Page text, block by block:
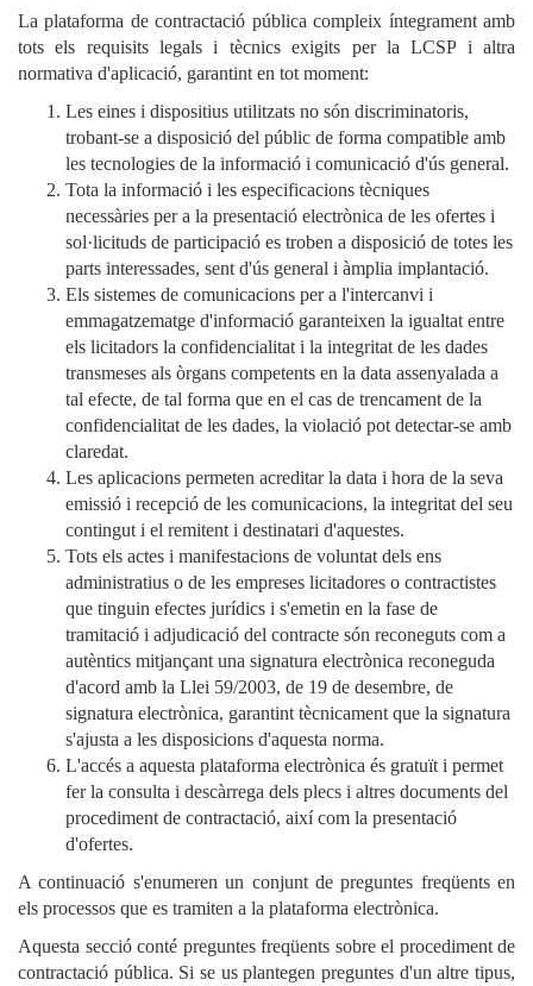
La plataforma de contractació pública compleix íntegrament amb
tots els requisits legals i tècnics exigits per la LCSP i altra
normativa d'aplicació, garantint en tot moment:
Les eines i dispositius utilitzats no són discriminatoris,
trobant-se a disposició del públic de forma compatible amb
les tecnologies de la informació i comunicació d'ús general.
Tota la informació i les especificacions tècniques
necessàries per a la presentació electrònica de les ofertes i
sol·licituds de participació es troben a disposició de totes les
parts interessades, sent d'ús general i àmplia implantació.
Els sistemes de comunicacions per a l'intercanvi i
emmagatzematge d'informació garanteixen la igualtat entre
els licitadors la confidencialitat i la integritat de les dades
transmeses als òrgans competents en la data assenyalada a
tal efecte, de tal forma que en el cas de trencament de la
confidencialitat de les dades, la violació pot detectar-se amb
claredat.
Les aplicacions permeten acreditar la data i hora de la seva
emissió i recepció de les comunicacions, la integritat del seu
contingut i el remitent i destinatari d'aquestes.
Tots els actes i manifestacions de voluntat dels ens
administratius o de les empreses licitadores o contractistes
que tinguin efectes jurídics i s'emetin en la fase de
tramitació i adjudicació del contracte són reconeguts com a
autèntics mitjançant una signatura electrònica reconeguda
d'acord amb la Llei 59/2003, de 19 de desembre, de
signatura electrònica, garantint tècnicament que la signatura
s'ajusta a les disposicions d'aquesta norma.
L'accés a aquesta plataforma electrònica és gratuït i permet
fer la consulta i descàrrega dels plecs i altres documents del
procediment de contractació, així com la presentació
d'ofertes.
A continuació s'enumeren un conjunt de preguntes freqüents en
els processos que es tramiten a la plataforma electrònica.
Aquesta secció conté preguntes freqüents sobre el procediment de
contractació pública. Si se us plantegen preguntes d'un altre tipus,